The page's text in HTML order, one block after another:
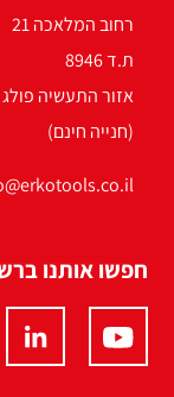
רחוב המלאכה 21
ת.ד 8946
אזור התעשיה פולג
(חנייה חינם)
חפשו אותנו